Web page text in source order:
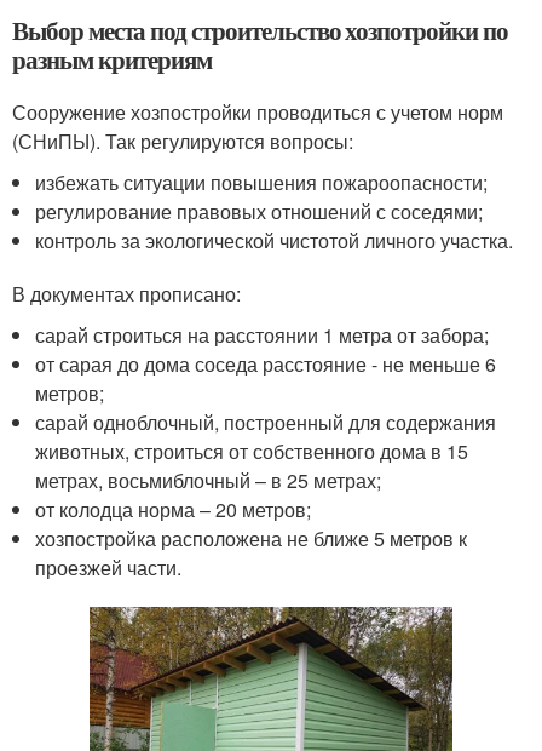
Выбор места под строительство хозпотройки по
разным критериям
Сооружение хозпостройки проводиться с учетом норм
(СНиПЫ). Так регулируются вопросы:
избежать ситуации повышения пожароопасности;
регулирование правовых отношений с соседями;
контроль за экологической чистотой личного участка.
В документах прописано:
сарай строиться на расстоянии 1 метра от забора;
от сарая до дома соседа расстояние - не меньше 6
метров;
сарай одноблочный, построенный для содержания
животных, строиться от собственного дома в 15
метрах, восьмиблочный – в 25 метрах;
от колодца норма – 20 метров;
хозпостройка расположена не ближе 5 метров к
проезжей части.